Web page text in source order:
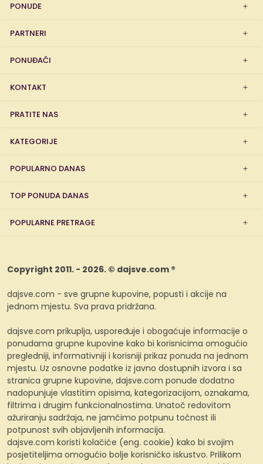
PONUDE
PARTNERI
PONUĐAČI
KONTAKT
PRATITE NAS
KATEGORIJE
POPULARNO DANAS
TOP PONUDA DANAS
POPULARNE PRETRAGE
Copyright 2011. - 2026. © dajsve.com ®
dajsve.com - sve grupne kupovine, popusti i akcije na
jednom mjestu. Sva prava pridržana.
dajsve.com prikuplja, uspoređuje i obogaćuje informacije o
ponudama grupne kupovine kako bi korisnicima omogućio
pregledniji, informativniji i korisniji prikaz ponuda na jednom
mjestu. Uz osnovne podatke iz javno dostupnih izvora i sa
stranica grupne kupovine, dajsve.com ponude dodatno
nadopunjuje vlastitim opisima, kategorizacijom, oznakama,
filtrima i drugim funkcionalnostima. Unatoč redovitom
ažuriranju sadržaja, ne jamčimo potpunu točnost ili
potpunost svih objavljenih informacija.
dajsve.com koristi kolačiće (eng. cookie) kako bi svojim
posjetiteljima omogućio bolje korisničko iskustvo. Prilikom